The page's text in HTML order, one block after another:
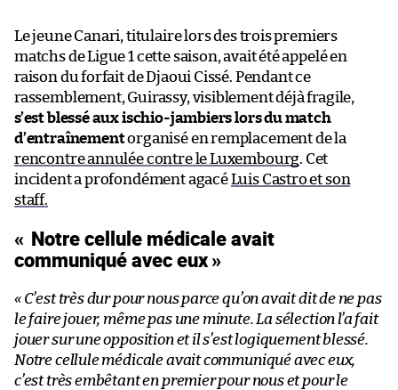
Le jeune Canari, titulaire lors des trois premiers
matchs de Ligue 1 cette saison, avait été appelé en
raison du forfait de Djaoui Cissé. Pendant ce
rassemblement, Guirassy, visiblement déjà fragile,
s’est blessé aux ischio-jambiers lors du match
d’entraînementorganisé en remplacement de la
rencontre annulée contre le Luxembourg. Cet
incident a profondément agacéLuis Castro et son
staff.
« Notre cellule médicale avait
communiqué avec eux »
« C’esttrès dur pour nous parce qu’on avait dit de ne pas
le faire jouer, même pas une minute. La sélection l’a fait
jouer sur une opposition et il s’est logiquement blessé.
Notre cellule médicale avait communiqué avec eux,
c’est très embêtant en premier pour nous et pour le